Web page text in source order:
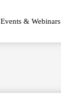
Events & Webinars